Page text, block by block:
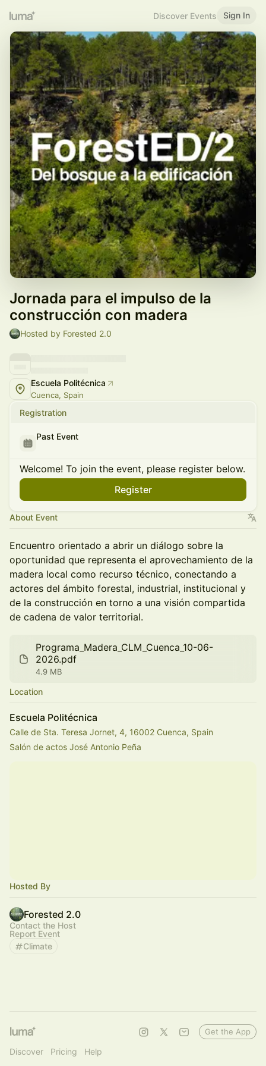
Discover Events Sign In
Jornada para el impulso de la
construcción con madera
Hosted by Forested 2.0
Escuela Politécnica
Cuenca, Spain
Registration
Past Event
Welcome! To join the event, please register below.
Register
About Event
Encuentro orientado a abrir un diálogo sobre la
oportunidad que representa el aprovechamiento de la
madera local como recurso técnico, conectando a
actores del ámbito forestal, industrial, institucional y
de la construcción en torno a una visión compartida
de cadena de valor territorial.
Programa_Madera_CLM_Cuenca_10-06-
2026.pdf
4.9 MB
Location
Escuela Politécnica
Calle de Sta. Teresa Jornet, 4, 16002 Cuenca, Spain
Salón de actos José Antonio Peña
Hosted By
Forested 2.0
Contact the Host
Report Event
Climate
Discover Pricing Help
Get the App